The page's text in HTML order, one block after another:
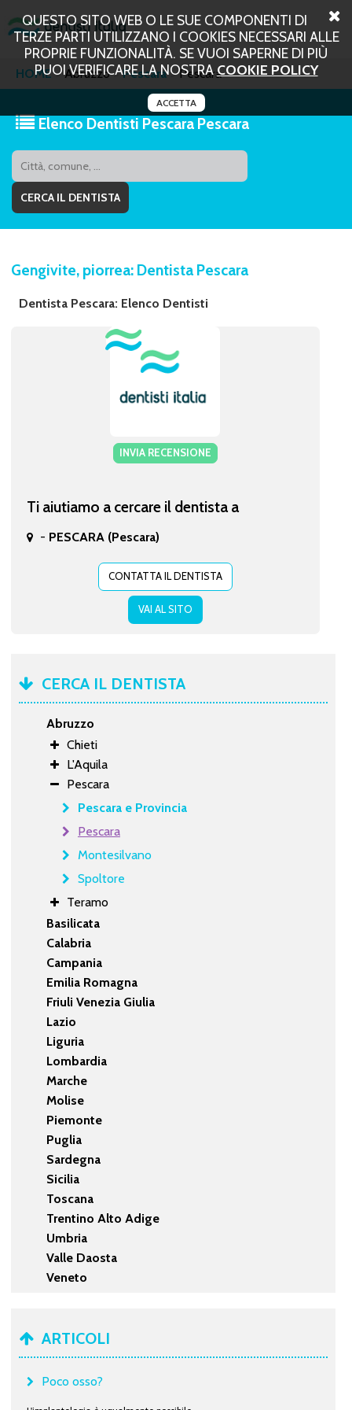
QUESTO SITO WEB O LE SUE COMPONENTI DI
TERZE PARTI UTILIZZANO I COOKIES NECESSARI ALLE
PROPRIE FUNZIONALITÀ. SE VUOI SAPERNE DI PIÙ
PUOI VERIFICARE LA NOSTRACOOKIE POLICY
ACCETTA
HOME Abruzzo Pescara Pescara
Elenco Dentisti Pescara Pescara
Gengivite, piorrea: Dentista Pescara
Dentista Pescara: Elenco Dentisti
INVIA RECENSIONE
Ti aiutiamo a cercare il dentista a
- PESCARA (Pescara)
CONTATTA IL DENTISTA
VAI AL SITO
CERCA IL DENTISTA
Abruzzo
Chieti
L'Aquila
Pescara
Pescara e Provincia
Pescara
Montesilvano
Spoltore
Teramo
Basilicata
Calabria
Campania
Emilia Romagna
Friuli Venezia Giulia
Lazio
Liguria
Lombardia
Marche
Molise
Piemonte
Puglia
Sardegna
Sicilia
Toscana
Trentino Alto Adige
Umbria
Valle Daosta
Veneto
ARTICOLI
Poco osso?